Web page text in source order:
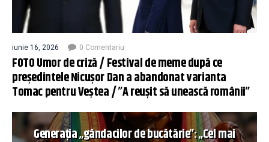
iunie 16, 2026 0 Comentariu
FOTO Umor de criză / Festival de meme după ce
președintele Nicușor Dan a abandonat varianta
Tomac pentru Veștea / ”A reușit să unească românii”
Generația „gândacilor de bucătărie”: „Cel mai